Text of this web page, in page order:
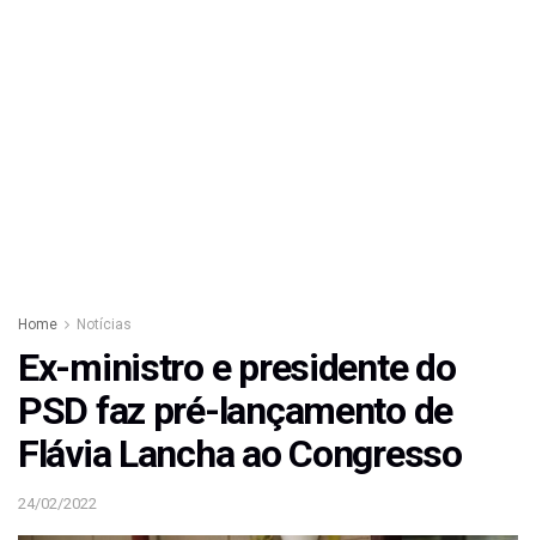
Home Notícias
Ex-ministro e presidente do
PSD faz pré-lançamento de
Flávia Lancha ao Congresso
24/02/2022